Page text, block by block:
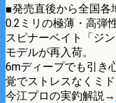
■発売直後から全国各
0.2ミリの極薄・高弾
スピナーベイト「ジ
モデルが再入荷。
6mディープでも引き
覚でストレスなくミ
今江プロの実釣解説→